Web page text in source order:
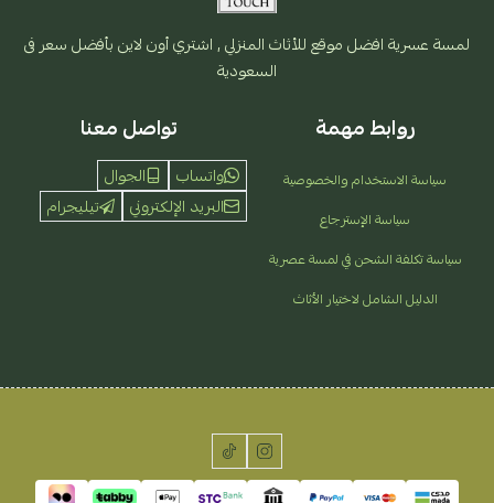
لمسة عسرية افضل موقع للأثاث المنزلي , اشتري أون لاين بأفضل سعر فى
السعودية
روابط مهمة
سياسة الاستخدام والخصوصية
سياسة الإسترجاع
سياسة تكلفة الشحن في لمسة عصرية
الدليل الشامل لاختيار الأثاث
تواصل معنا
واتساب
الجوال
البريد الإلكتروني
تيليجرام